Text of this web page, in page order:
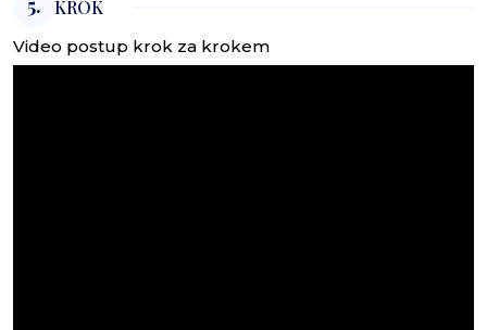
5. KROK
Video postup krok za krokem